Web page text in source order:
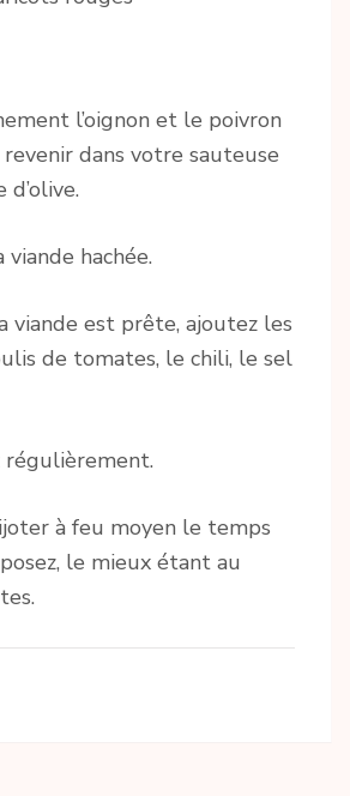
l’oignon et le poivron
dans votre sauteuse
d’olive.
hachée.
viande est prête, ajoutez les
de tomates, le chili, le sel
régulièrement.
à feu moyen le temps
le mieux étant au